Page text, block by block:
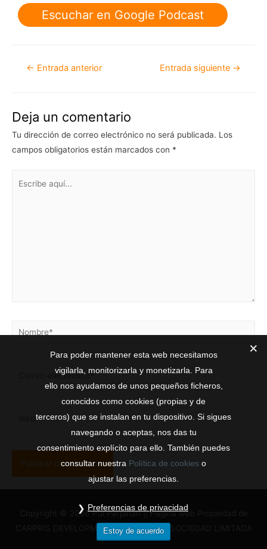
Escuchar en Google Podcast
← Entrada anterior Entrada siguiente →
Deja un comentario
Tu dirección de correo electrónico no será publicada. Los
campos obligatorios están marcados con *
Copyright © 2026 Pol Perpiñan || Página web Propiedad de
CARPRIS DEVELOPMENT AND EXPORT SOCIEDAD LIMITADA
Para poder mantener esta web necesitamos
vigilarla, monitorizarla y monetizarla. Para
ello nos ayudamos de unos pequeños ficheros,
conocidos como cookies (propias y de
terceros) que se instalan en tu dispositivo. Si sigues
navegando o aceptas, nos das tu
consentimiento explícito para ello. También puedes
consultar nuestra Política de cookies o
ajustar las preferencias.
Preferencias de privacidad
Estoy de acuerdo